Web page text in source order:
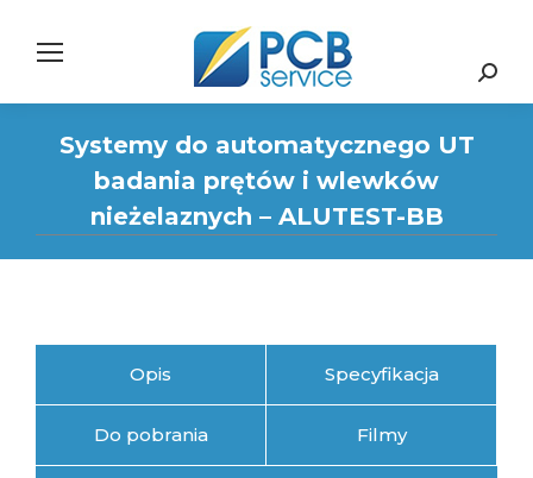
Search:
Systemy do automatycznego UT
badania prętów i wlewków
nieżelaznych – ALUTEST-BB
Opis Specyfikacja
Do pobrania Filmy